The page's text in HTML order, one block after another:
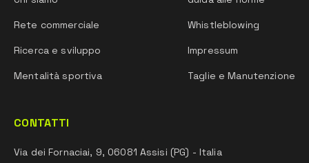
Rete commerciale
Ricerca e sviluppo
Mentalità sportiva
Whistleblowing
Impressum
Taglie e Manutenzione
CONTATTI
Via dei Fornaciai, 9, 06081 Assisi (PG) - Italia